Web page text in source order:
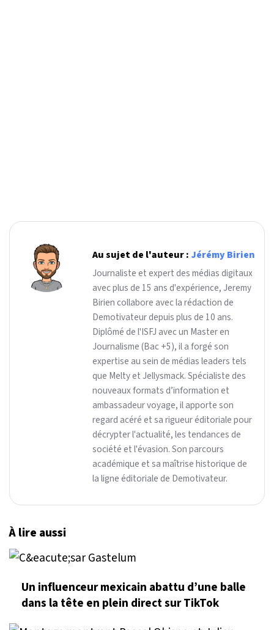
Au sujet de l'auteur : Jérémy Birien
Journaliste et expert des médias digitaux
avec plus de 15 ans d'expérience, Jeremy
Birien collabore avec la rédaction de
Demotivateur depuis plus de 10 ans.
Diplômé de l'ISFJ avec un Master en
Journalisme (Bac +5), il a forgé son
expertise au sein de médias leaders tels
que Melty et Jellysmack. Spécialiste des
nouveaux formats d’information et
ambassadeur voyage, il apporte son
regard acéré et sa rigueur éditoriale pour
décrypter l'actualité, les tendances de
société et l'évasion. Son parcours
académique et sa maîtrise historique de
la ligne éditoriale de Demotivateur.
À lire aussi
Un influenceur mexicain abattu d’une balle
dans la tête en plein direct sur TikTok